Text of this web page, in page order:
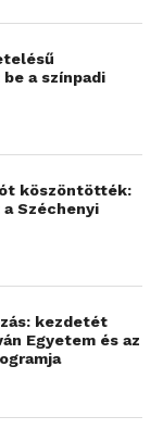
a színpadi
köszöntötték:
Széchenyi
kezdetét
Egyetem és az